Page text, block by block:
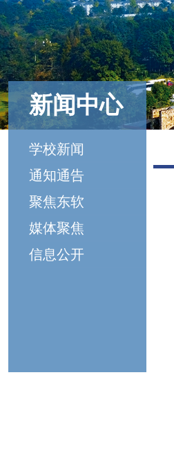
新闻中心
学校新闻
通知通告
聚焦东软
媒体聚焦
信息公开